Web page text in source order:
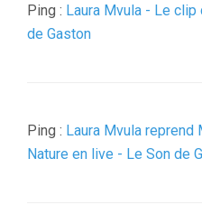
Ping : Laura Mvula - Le
de Gaston
Ping : Laura Mvula reprend
Nature en live - Le Son de